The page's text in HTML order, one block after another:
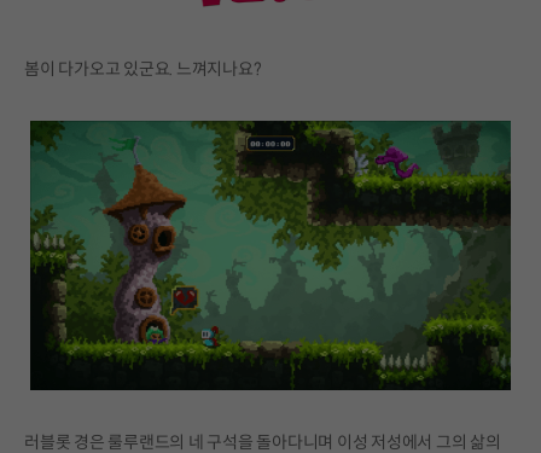
봄이 다가오고 있군요. 느껴지나요?
러블롯 경은 룰루랜드의 네 구석을 돌아다니며 이성 저성에서 그의 삶의